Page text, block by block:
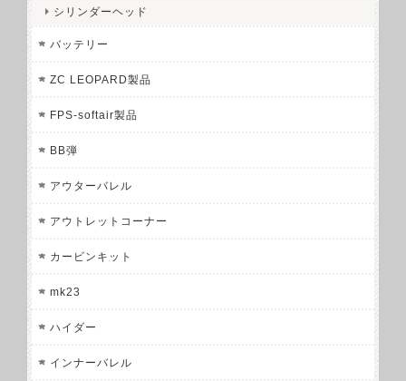
シリンダーヘッド
バッテリー
ZC LEOPARD製品
FPS-softair製品
BB弾
アウターバレル
アウトレットコーナー
カービンキット
mk23
ハイダー
インナーバレル